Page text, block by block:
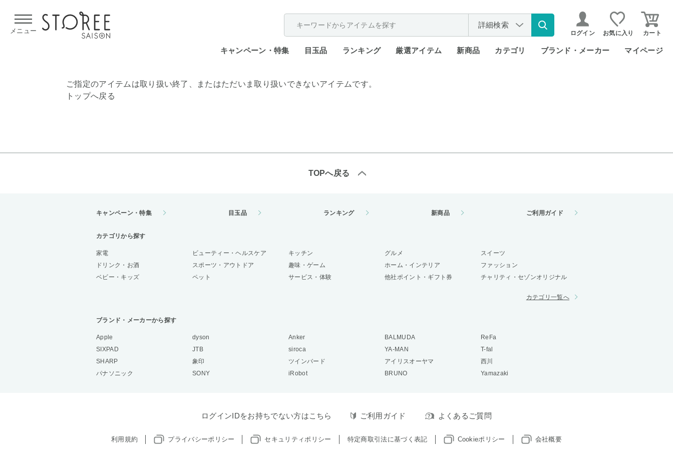
メニュー
詳細検索
ログイン お気に入り カート
キャンペーン・特集 目玉品 ランキング 厳選アイテム 新商品 カテゴリ ブランド・メーカー マイページ
ご指定のアイテムは取り扱い終了、またはただいま取り扱いできないアイテムです。
トップへ戻る
TOPへ戻る
キャンペーン・特集 目玉品 ランキング 新商品 ご利用ガイド
カテゴリから探す
家電 ビューティー・ヘルスケア キッチン グルメ
スイーツ
ドリンク・お酒
スポーツ・アウトドア 趣味・ゲーム ホーム・インテリア
ファッション
ベビー・キッズ
ペット サービス・体験 他社ポイント・ギフト券 チャリティ・セゾンオリジナル
カテゴリ一覧へ
ブランド・メーカーから探す
Apple dyson Anker BALMUDA
ReFa
SIXPAD
JTB siroca YA-MAN
T-fal
SHARP
象印 ツインバード アイリスオーヤマ
西川
パナソニック
SONY iRobot BRUNO Yamazaki
ログインIDをお持ちでない方はこちら ご利用ガイド よくあるご質問
利用規約 プライバシーポリシー セキュリティポリシー 特定商取引法に基づく表記 Cookieポリシー 会社概要